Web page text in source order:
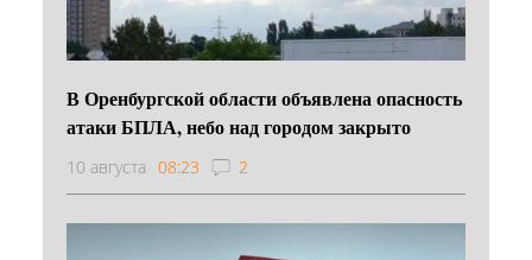
В Оренбургской области объявлена опасность
атаки БПЛА, небо над городом закрыто
10 августа 08:23 2